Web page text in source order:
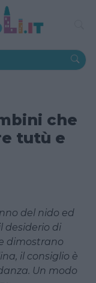
che
tutù e
del nido ed
desiderio di
dimostrano
il consiglio è
Un modo